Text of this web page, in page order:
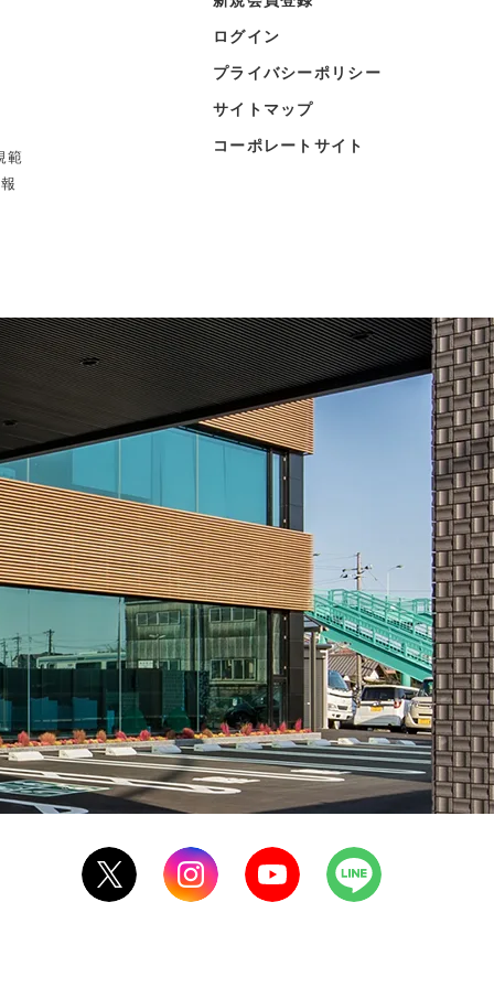
範
ログイン
プライバシーポリシー
サイトマップ
コーポレートサイト